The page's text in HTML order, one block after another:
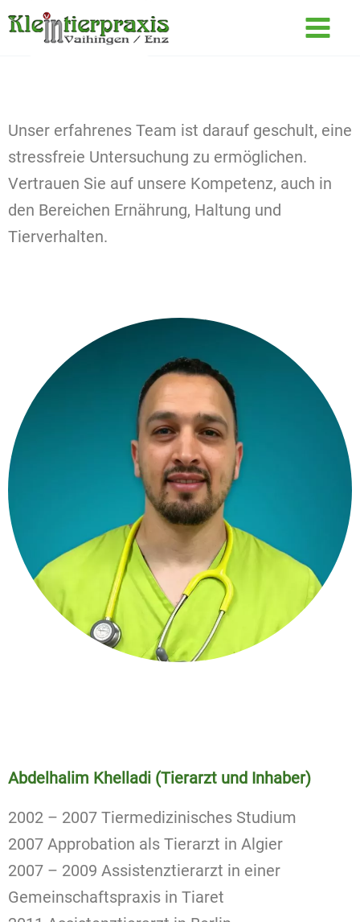
Zum
Inhalt
Unser erfahrenes Team ist darauf geschult, eine
stressfreie Untersuchung zu ermöglichen.
Vertrauen Sie auf unsere Kompetenz, auch in
den Bereichen Ernährung, Haltung und
Tierverhalten.
Abdelhalim Khelladi (Tierarzt und Inhaber)
2002 – 2007 Tiermedizinisches Studium
2007 Approbation als Tierarzt in Algier
2007 – 2009 Assistenztierarzt in einer
Gemeinschaftspraxis in Tiaret